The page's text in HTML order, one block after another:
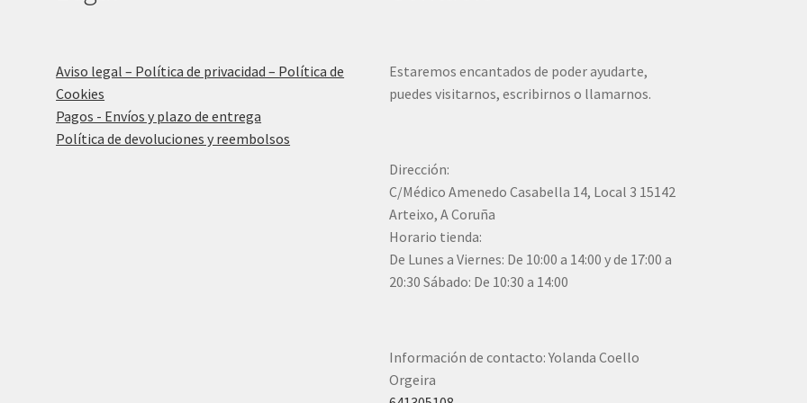
Aviso legal – Política de privacidad – Política de
Cookies
Pagos - Envíos y plazo de entrega
Política de devoluciones y reembolsos
Estaremos encantados de poder ayudarte,
puedes visitarnos, escribirnos o llamarnos.
Dirección:
C/Médico Amenedo Casabella 14, Local 3 15142
Arteixo, A Coruña
Horario tienda:
De Lunes a Viernes: De 10:00 a 14:00 y de 17:00 a
20:30 Sábado: De 10:30 a 14:00
Información de contacto: Yolanda Coello
Orgeira